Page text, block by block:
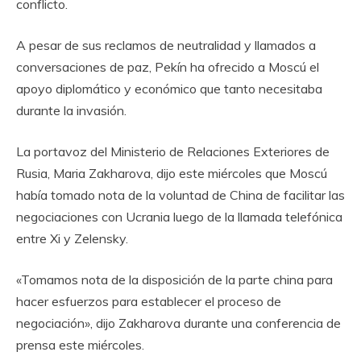
conflicto.
A pesar de sus reclamos de neutralidad y llamados a
conversaciones de paz, Pekín ha ofrecido a Moscú el
apoyo diplomático y económico que tanto necesitaba
durante la invasión.
La portavoz del Ministerio de Relaciones Exteriores de
Rusia, Maria Zakharova, dijo este miércoles que Moscú
había tomado nota de la voluntad de China de facilitar las
negociaciones con Ucrania luego de la llamada telefónica
entre Xi y Zelensky.
«Tomamos nota de la disposición de la parte china para
hacer esfuerzos para establecer el proceso de
negociación», dijo Zakharova durante una conferencia de
prensa este miércoles.